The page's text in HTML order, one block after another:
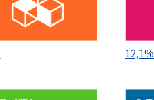
12,1%